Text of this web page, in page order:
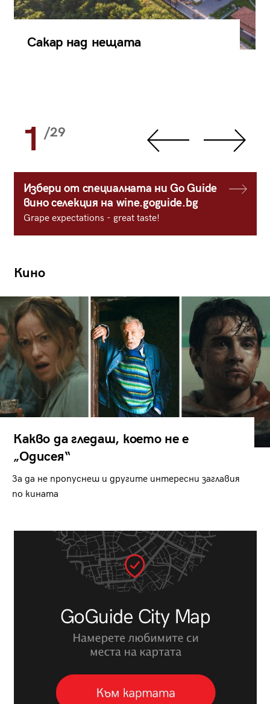
Сакар над нещата
1 /29
Избери от специалната ни Go Guide
вино селекция на wine.goguide.bg
Grape expectations - great taste!
Кино
Какво да гледаш, което не е
„Одисея“
За да не пропуснеш и другите интересни заглавия
по кината